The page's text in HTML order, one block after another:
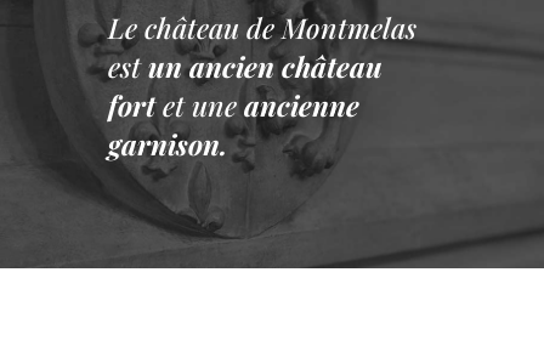
Le château de Montmelas
est un ancien château
fort et une ancienne
garnison.